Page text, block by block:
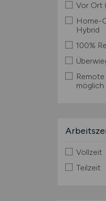
Vor Ort
Home-
Hybrid
100%
möglich
Vollzeit
Teilzeit